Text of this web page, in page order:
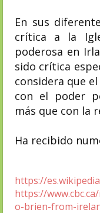
En sus
crítica a la
poderosa en
sido crítica
considera que
con el poder
más que con la
Ha recibido
https://
https://
o-brien-from-